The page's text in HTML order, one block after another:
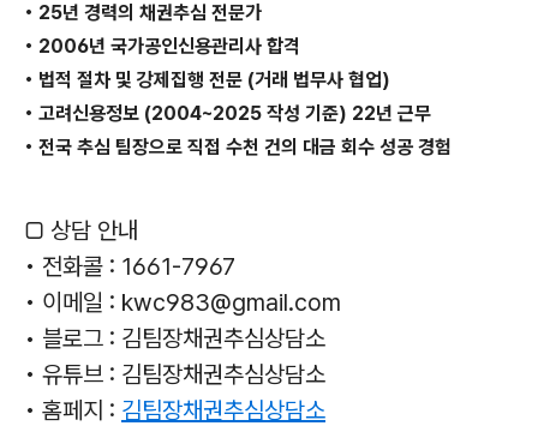
• 25년 경력의 채권추심 전문가
• 2006년 국가공인신용관리사 합격
• 법적 절차 및 강제집행 전문 (거래 법무사 협업)
• 고려신용정보 (2004~2025 작성 기준) 22년 근무
• 전국 추심 팀장으로 직접 수천 건의 대금 회수 성공 경험
□ 상담 안내
• 전화콜 : 1661-7967
• 이메일 : kwc983@gmail.com
• 블로그 : 김팀장채권추심상담소
• 유튜브 : 김팀장채권추심상담소
• 홈페지 : 김팀장채권추심상담소